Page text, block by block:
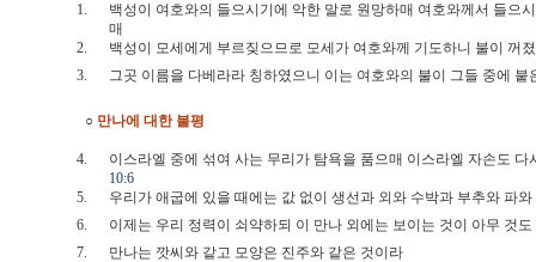
1.
백성이 여호와의 들으시기에 악한 말로 원망하매 여호와께서 들으
매
2.
백성이 모세에게 부르짖으므로 모세가 여호와께 기도하니 불이 꺼
3.
그곳 이름을 다베라라 칭하였으니 이는 여호와의 불이 그들 중에
○ 만나에 대한 불평
4.
이스라엘 중에 섞여 사는 무리가 탐욕을 품으매 이스라엘 자손도
10:6
5.
우리가 애굽에 있을 때에는 값 없이 생선과 외와 수박과 부추와 파
6.
이제는 우리 정력이 쇠약하되 이 만나 외에는 보이는 것이 아무 것
7.
만나는 깟씨와 같고 모양은 진주와 같은 것이라